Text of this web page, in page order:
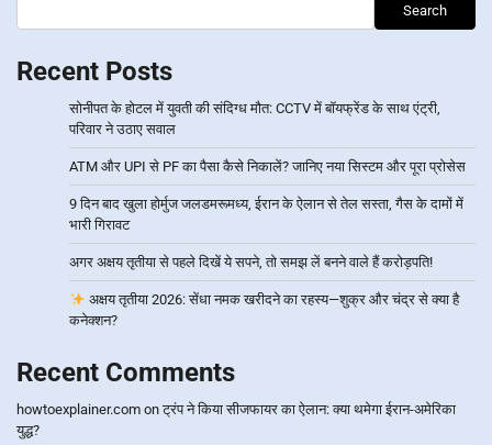
Search
Recent Posts
सोनीपत के होटल में युवती की संदिग्ध मौत: CCTV में बॉयफ्रेंड के साथ एंट्री,
परिवार ने उठाए सवाल
ATM और UPI से PF का पैसा कैसे निकालें? जानिए नया सिस्टम और पूरा प्रोसेस
9 दिन बाद खुला होर्मुज जलडमरूमध्य, ईरान के ऐलान से तेल सस्ता, गैस के दामों में
भारी गिरावट
अगर अक्षय तृतीया से पहले दिखें ये सपने, तो समझ लें बनने वाले हैं करोड़पति!
अक्षय तृतीया 2026: सेंधा नमक खरीदने का रहस्य—शुक्र और चंद्र से क्या है
कनेक्शन?
Recent Comments
howtoexplainer.com onट्रंप ने किया सीजफायर का ऐलान: क्या थमेगा ईरान-अमेरिका
युद्ध?